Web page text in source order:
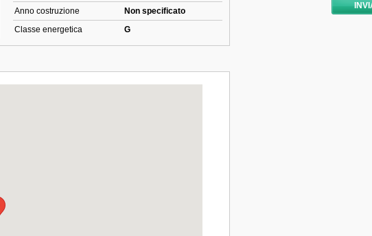
Anno costruzione
Non specificato
Classe energetica
G